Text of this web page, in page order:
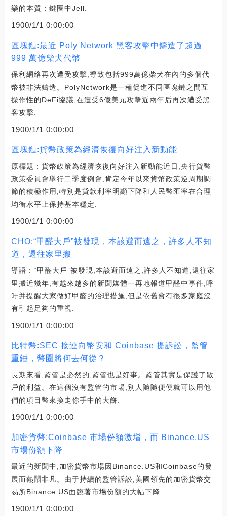
樂的本質；鍵圈中Jell.
1900/1/1 0:00:00
區塊鏈:最近 Poly Network 黑客攻擊中鑄造了超過
999 萬億柴犬代幣
保利網絡再次遭受攻擊,導致包括999萬億柴犬在內的多個代
幣被非法鑄造。PolyNetwork是一種促進不同區塊鏈之間互
操作性的DeFi協議,在遭受6億美元攻擊近兩年后再次遭受黑
客攻擊.
1900/1/1 0:00:00
區塊鏈:貨幣政策為經濟恢復向好注入新動能
原標題：貨幣政策為經濟恢復向好注入新動能近日,央行貨幣
政策委員會舉行二季度例會,肯定今年以來貨幣政策逆周期調
節的積極作用,特別是貸款利率明顯下降和人民幣匯率在合理
均衡水平上保持基本穩定.
1900/1/1 0:00:00
CHO:“甲醛大戶”被發現，本該避而遠之，許多人不知
道，還往家里搬
導語：“甲醛大戶”被發現,本該避而遠之,許多人不知道,還往家
里搬近幾年,有越來越多的新聞媒體一再地報道甲醛中事件,呼
吁并提醒大家做好甲醛的治理措施,但是依舊會有很多家庭沒
有引起足夠的重視.
1900/1/1 0:00:00
比特幣:SEC 接連向幣安和 Coinbase 提訴訟，監管
重錘，幣圈將何去何從？
長期來看,監管是必然的,監管也是好事。監管其實是保護了散
戶的利益。在這個沒有監管的市場,別人隨隨便便就可以用他
們的項目幣來換走你手中的大餅.
1900/1/1 0:00:00
加密貨幣:Coinbase 市場份額激增，而 Binance.US
市場份額下降
最近的新聞中,加密貨幣市場因Binance.US和Coinbase的發
展而熱鬧非凡。由于持續的監管訴訟,美國領先的加密貨幣交
易所Binance.US面臨著市場份額的大幅下降.
1900/1/1 0:00:00